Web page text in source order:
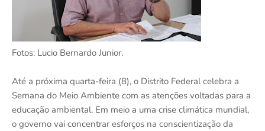
Fotos: Lucio Bernardo Junior.
Até a próxima quarta-feira (8), o Distrito Federal celebra a
Semana do Meio Ambiente com as atenções voltadas para a
educação ambiental. Em meio a uma crise climática mundial,
o governo vai concentrar esforços na conscientização da